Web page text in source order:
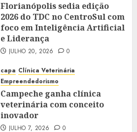
Florianópolis sedia edição
2026 do TDC no CentroSul com
foco em Inteligência Artificial
e Liderança
JULHO 20, 2026 0
capa Clínica Veterinária
Empreendedorismo
Campeche ganha clínica
veterinária com conceito
inovador
JULHO 7, 2026 0